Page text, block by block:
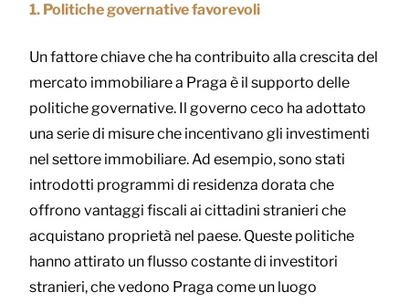
1. Politiche governative favorevoli
Un fattore chiave che ha contribuito alla crescita del
mercato immobiliare a Praga è il supporto delle
politiche governative. Il governo ceco ha adottato
una serie di misure che incentivano gli investimenti
nel settore immobiliare. Ad esempio, sono stati
introdotti programmi di residenza dorata che
offrono vantaggi fiscali ai cittadini stranieri che
acquistano proprietà nel paese. Queste politiche
hanno attirato un flusso costante di investitori
stranieri, che vedono Praga come un luogo